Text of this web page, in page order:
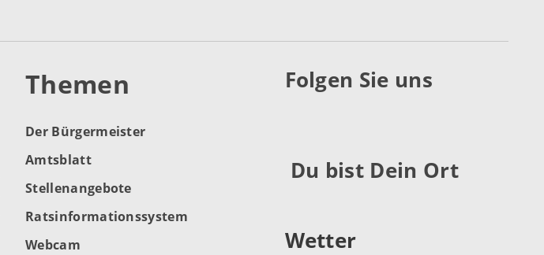
Themen
Der Bürgermeister
Amtsblatt
Stellenangebote
Ratsinformationssystem
Webcam
Folgen Sie uns
Du bist Dein Ort
Wetter